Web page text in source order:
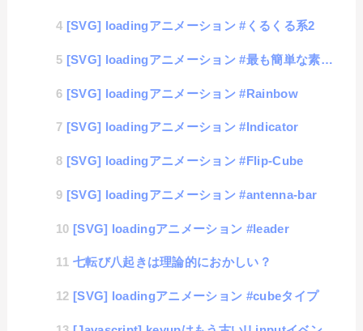
[SVG] loadingアニメーション #くるくる系2
[SVG] loadingアニメーション #最も簡単な素材の作り方「矢印ぐるぐる編」
[SVG] loadingアニメーション #Rainbow
[SVG] loadingアニメーション #Indicator
[SVG] loadingアニメーション #Flip-Cube
[SVG] loadingアニメーション #antenna-bar
[SVG] loadingアニメーション #leader
七転び八起きは理論的におかしい？
[SVG] loadingアニメーション #cubeタイプ